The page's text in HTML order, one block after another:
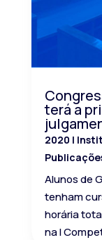
terá a
2020 |
Alunos de
tenham
horária
na I